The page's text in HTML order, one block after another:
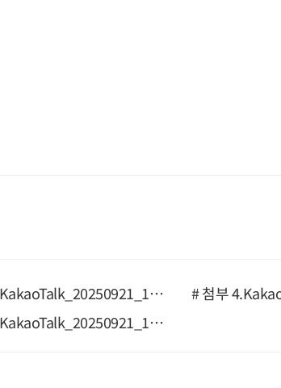
# 첨부 3.KakaoTalk_20250921_165142494.jpg
# 첨부 7.KakaoTalk_20250921_165142494_04.jpg